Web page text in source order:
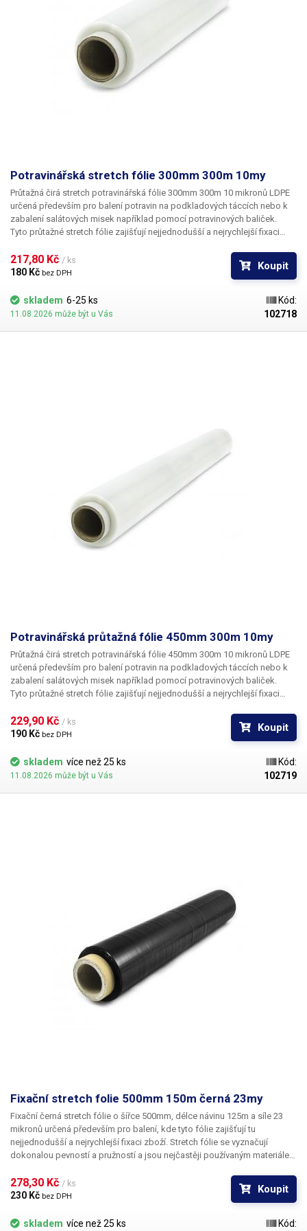
Potravinářská stretch fólie 300mm 300m 10my
Průtažná čirá stretch potravinářská fólie 300mm 300m 10 mikronů LDPE
určená především pro balení potravin na podkladových táccích nebo k
zabalení salátových misek například pomocí potravinových baliček.
Tyto průtažné stretch fólie zajišťují nejjednodušší a nejrychlejší fixaci
dokonalé průhlednosti zachovávají vzhled zabalených potravin a chrání
je proti vysušení a rychlé oxidaci. Tyto potravinářské fólie není třeba
Fólie jsou vyrobeny v česku a
(na vyžádání).
217,80 Kč / ks
180 Kč bez DPH
Koupit
skladem 6-25 ks
11.08.2026 může být u Vás
Kód:
102718
Potravinářská průtažná fólie 450mm 300m 10my
Průtažná čirá stretch potravinářská fólie 450mm 300m 10 mikronů LDPE
určená především pro balení potravin na podkladových táccích nebo k
zabalení salátových misek například pomocí potravinových baliček.
Tyto průtažné stretch fólie zajišťují nejjednodušší a nejrychlejší fixaci
dokonalé průhlednosti zachovávají vzhled zabalených potravin a chrání
je proti vysušení a rychlé oxidaci. Tyto potravinářské fólie není třeba
Fólie jsou vyrobeny v česku a
(na výžádání).
229,90 Kč / ks
190 Kč bez DPH
Koupit
skladem více než 25 ks
11.08.2026 může být u Vás
Kód:
102719
Fixační stretch folie 500mm 150m černá 23my
Fixační černá stretch fólie o šířce 500mm, délce návinu 125m a síle 23
mikronů určená především pro balení, kde tyto fólie zajišťují tu
nejjednodušší a nejrychlejší fixaci zboží. Stretch fólie se vyznačují
dokonalou pevností a pružností a jsou nejčastěji používaným materiálem
mechanicky odolná, zabraňuje poškrábání produktů - například lesklé
kovové plochy, sklo. Vhodná také na fixování krabic k sobě nebo balení
páskováním). Ve více vrstvách poskytuje fólie důležitou ochranu proti
278,30 Kč / ks
230 Kč bez DPH
Koupit
skladem více než 25 ks Kód: